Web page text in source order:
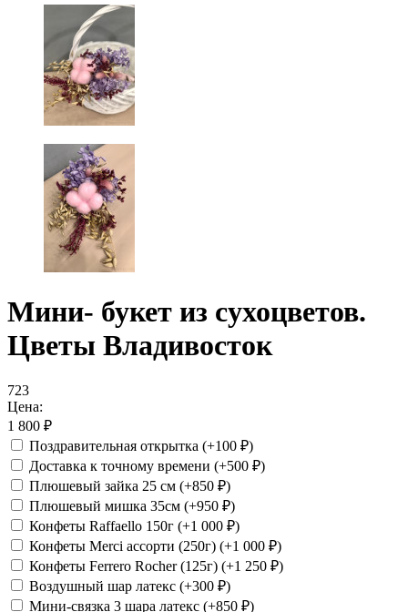
Мини- букет из сухоцветов.
Цветы Владивосток
723
Цена:
1 800 ₽
Поздравительная открытка (+100 ₽)
Доставка к точному времени (+500 ₽)
Плюшевый зайка 25 см (+850 ₽)
Плюшевый мишка 35см (+950 ₽)
Конфеты Raffaello 150г (+1 000 ₽)
Конфеты Merci ассорти (250г) (+1 000 ₽)
Конфеты Ferrero Rocher (125г) (+1 250 ₽)
Воздушный шар латекс (+300 ₽)
Мини-связка 3 шара латекс (+850 ₽)